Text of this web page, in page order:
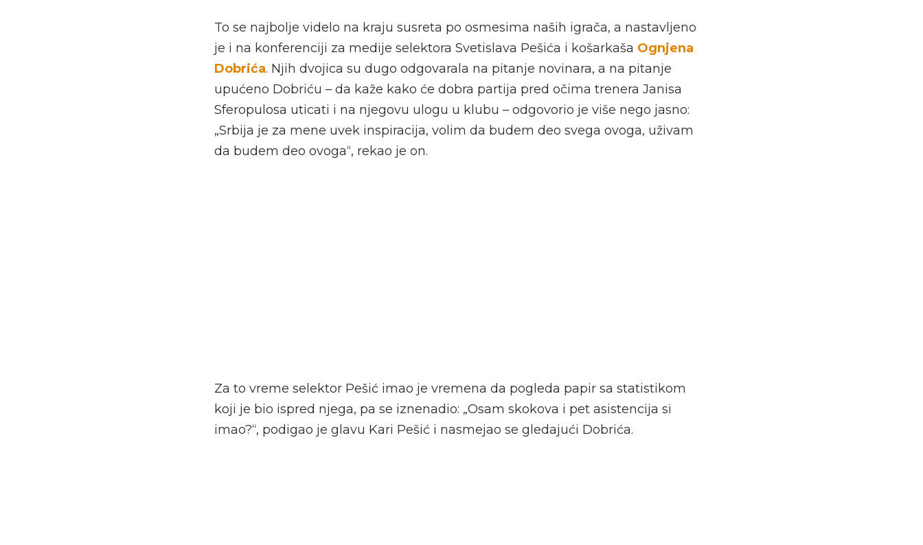
To se najbolje videlo na kraju susreta po osmesima naših igrača, a nastavljeno
je i na konferenciji za medije selektora Svetislava Pešića i košarkaša Ognjena
Dobrića. Njih dvojica su dugo odgovarala na pitanje novinara, a na pitanje
upućeno Dobriću – da kaže kako će dobra partija pred očima trenera Janisa
Sferopulosa uticati i na njegovu ulogu u klubu – odgovorio je više nego jasno:
„Srbija je za mene uvek inspiracija, volim da budem deo svega ovoga, uživam
da budem deo ovoga“, rekao je on.
Za to vreme selektor Pešić imao je vremena da pogleda papir sa statistikom
koji je bio ispred njega, pa se iznenadio: „Osam skokova i pet asistencija si
imao?“, podigao je glavu Kari Pešić i nasmejao se gledajući Dobrića.